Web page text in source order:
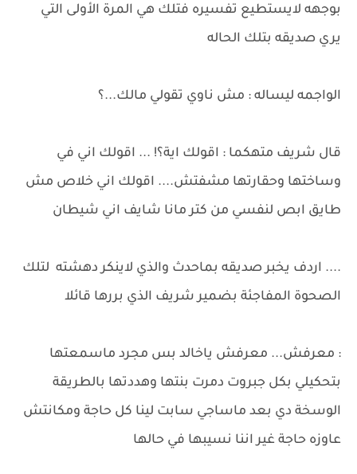
بوجهه لايستطيع تفسيره فتلك هي المرة الأولى التي
يري صديقه بتلك الحاله
الواجمه ليساله : مش ناوي تقولي مالك...؟
قال شريف متهكما : اقولك اية؟! ... اقولك اني في
وساختها وحقارتها مشفتش.... اقولك اني خلاص مش
طايق ابص لنفسي من كتر مانا شايف اني شيطان
.... اردف يخبر صديقه بماحدث والذي لاينكر دهشته لتلك
الصحوة المفاجئة بضمير شريف الذي بررها قائلا
: معرفش... معرفش ياخالد بس مجرد ماسمعتها
بتحكيلي بكل جبروت دمرت بنتها وهددتها بالطريقة
الوسخة دي بعد ماساجي سابت لينا كل حاجة ومكانتش
عاوزه حاجة غير اننا نسيبها في حالها